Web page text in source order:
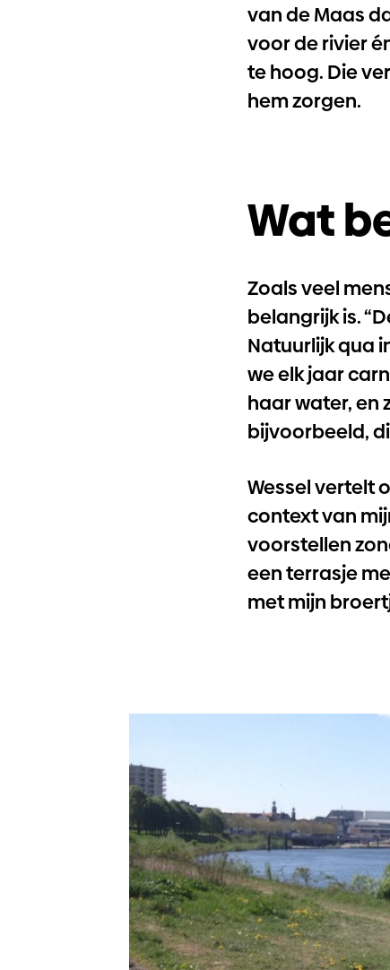
van de Maas
voor de rivier
te hoog. Die
hem zorgen.
Wat
Zoals veel
belangrijk is.
Natuurlijk qua
we elk jaar
haar water, en
bijvoorbeeld,
Wessel vertelt
context van
voorstellen
een terrasje
met mijn